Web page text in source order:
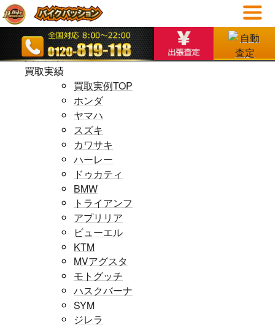
ホームページ
ホームページ
買取実績
買取実績
買取実例TOP
ホンダ
ヤマハ
スズキ
カワサキ
ハーレー
ドゥカティ
BMW
トライアンフ
アプリリア
ビューエル
KTM
MVアグスタ
モトグッチ
ハスクバーナ
SYM
ジレラ